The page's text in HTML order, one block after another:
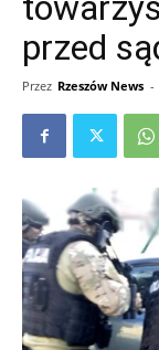
przed
Przez Rzeszów News -